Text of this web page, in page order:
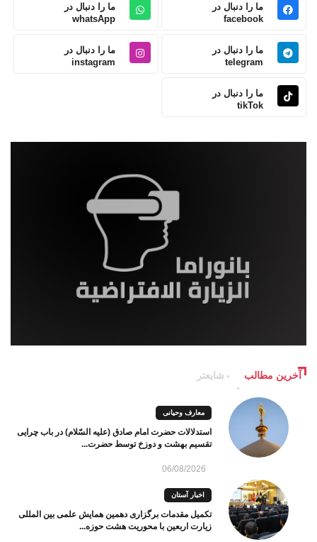
ما را دنبال در
facebook
ما را دنبال در
whatsApp
ما را دنبال در
telegram
ما را دنبال در
instagram
ما را دنبال در
tikTok
آخرین مطالب شایعتر
معارف وحیانی
استدلالات حضرت امام صادق (علیه السّلام) در باب چرایی
تقسیم بهشت و دوزخ توسط حضرت...
06/08/2026
اخبار آستان
تکمیل مقدمات برگزاری دهمین همایش علمی بین المللی
زیارت اربعین با محوریت هشت حوزه...